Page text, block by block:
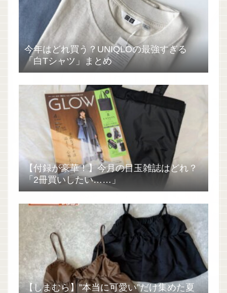
今年はどれ買う？UNIQLOの最強すぎる
「白Tシャツ」まとめ
【付録が豪華！】今月の目玉雑誌はどれ？
「2冊買いしたい……」
【しまむら】”本当に可愛い”だけ集めた夏